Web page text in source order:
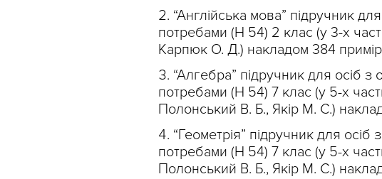
“Англійська мова” підручник
потребами (Н 54) 2 клас (у 3-х
Карпюк О. Д.) накладом 384
“Алгебра” підручник для осіб з
потребами (Н 54) 7 клас (у 5-х
Полонський В. Б., Якір М. С.)
“Геометрія” підручник для осіб
потребами (Н 54) 7 клас (у 5-х
Полонський В. Б., Якір М. С.)